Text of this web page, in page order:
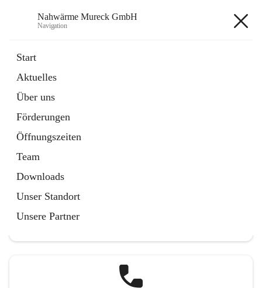
Nahwärme Mureck GmbH
Navigation
Start
Aktuelles
Über uns
Förderungen
Öffnungszeiten
Team
Downloads
Unser Standort
Unsere Partner
Artikel
in
Tab